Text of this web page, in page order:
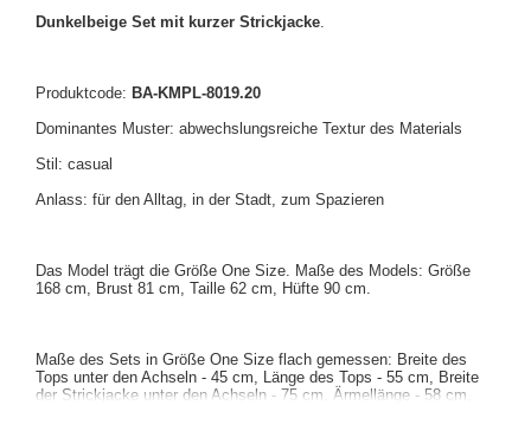
Dunkelbeige Set mit kurzer Strickjacke.
Produktcode: BA-KMPL-8019.20
Dominantes Muster: abwechslungsreiche Textur des Materials
Stil: casual
Anlass: für den Alltag, in der Stadt, zum Spazieren
Das Model trägt die Größe One Size. Maße des Models: Größe
168 cm, Brust 81 cm, Taille 62 cm, Hüfte 90 cm.
Maße des Sets in Größe One Size flach gemessen: Breite des
Tops unter den Achseln - 45 cm, Länge des Tops - 55 cm, Breite
der Strickjacke unter den Achseln - 75 cm, Ärmellänge - 58 cm,